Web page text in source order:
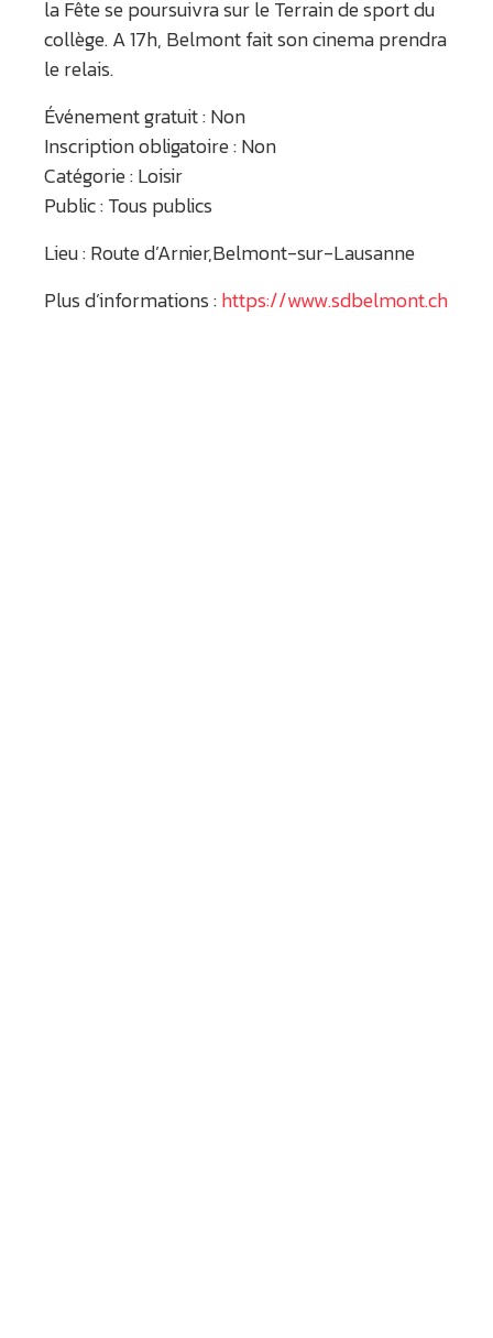
la Fête se poursuivra sur le Terrain de sport du
collège. A 17h, Belmont fait son cinema prendra
le relais.
Événement gratuit : Non
Inscription obligatoire : Non
Catégorie : Loisir
Public : Tous publics
Lieu : Route d’Arnier,Belmont-sur-Lausanne
Plus d’informations :https://www.sdbelmont.ch